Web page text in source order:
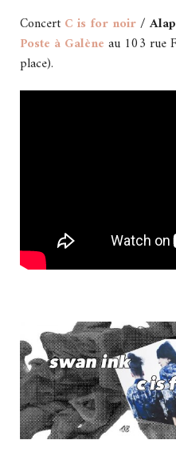
Concert C is for noir/
Poste à Galène au 103 rue
place).